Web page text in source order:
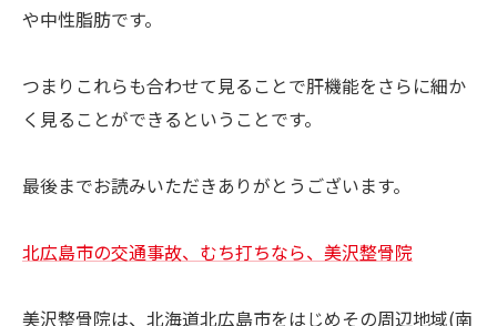
や中性脂肪です。
つまりこれらも合わせて見ることで肝機能をさらに細か
く見ることができるということです。
最後までお読みいただきありがとうございます。
北広島市の交通事故、むち打ちなら、美沢整骨院
美沢整骨院は、北海道北広島市をはじめその周辺地域(南